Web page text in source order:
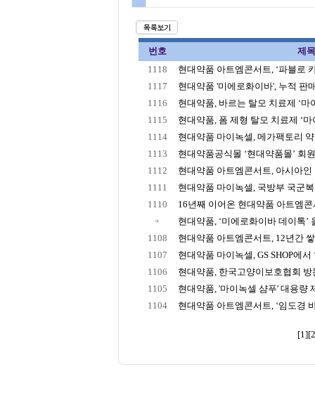
번호
제목
1118
현대약품 아트엠콘서트, ‘파블로
1117
현대약품 '미에로화이바', 누적 판
1116
현대약품, 바르는 탈모 치료제 ‘마
1115
현대약품, 폼 제형 탈모 치료제 ‘마
1114
현대약품 마이녹셀, 메가팩토리
1113
현대약품공식몰 ‘현대약품몰’ 회
1112
현대약품 아트엠콘서트, 아시아인
1111
현대약품 마이녹셀, 국방부 국군
1110
16년째 이어온 현대약품 아트엠콘
현대약품, ‘미에로화이바 데이톡’
1108
현대약품 아트엠콘서트, 12년간
1107
현대약품 마이녹셀, GS SHOP에서
1106
현대약품, 한국고양이보호협회 방
1105
현대약품, '마이녹셀 샴푸' 대용량
1104
현대약품 아트엠콘서트, ‘임도경
[1]